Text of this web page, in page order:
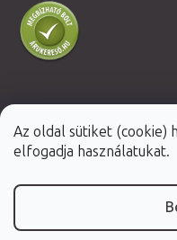
Az oldal sütiket (cookie)
elfogadja használatukat.